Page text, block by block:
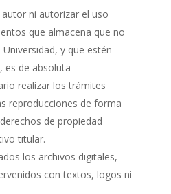
ni autorizar el uso
que almacena que no
y que estén
es de absoluta
realizar los trámites
reproducciones de forma
de propiedad
titular.
los archivos digitales,
con textos, logos ni